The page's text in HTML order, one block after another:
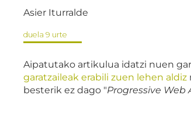
Asier Iturralde
duela 9 urte
Aipatutako artikulua idatzi nuen
garatzaileak erabili zuen lehen aldiz
besterik ez dago "Progressive Web